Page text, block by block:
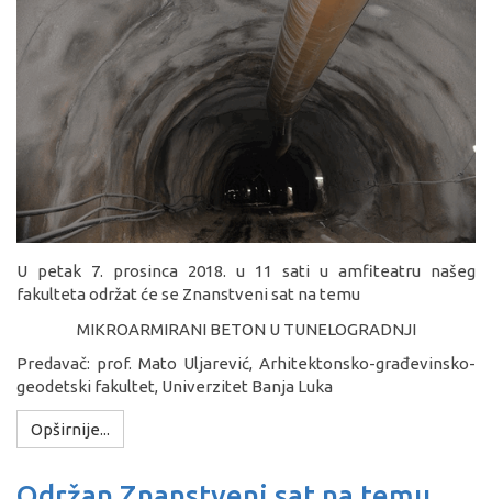
U petak 7. prosinca 2018. u 11 sati u amfiteatru našeg
fakulteta održat će se Znanstveni sat na temu
MIKROARMIRANI BETON U TUNELOGRADNJI
Predavač: prof. Mato Uljarević, Arhitektonsko-građevinsko-
geodetski fakultet, Univerzitet Banja Luka
Opširnije...